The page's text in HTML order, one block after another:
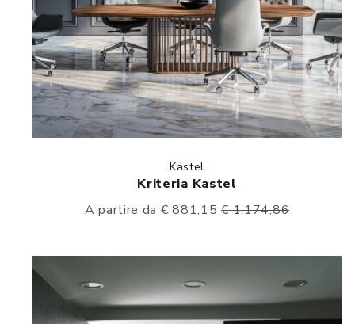
Kastel
Kriteria Kastel
A partire da € 881,15€ 1.174,86